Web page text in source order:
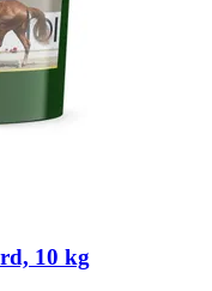
10 kg